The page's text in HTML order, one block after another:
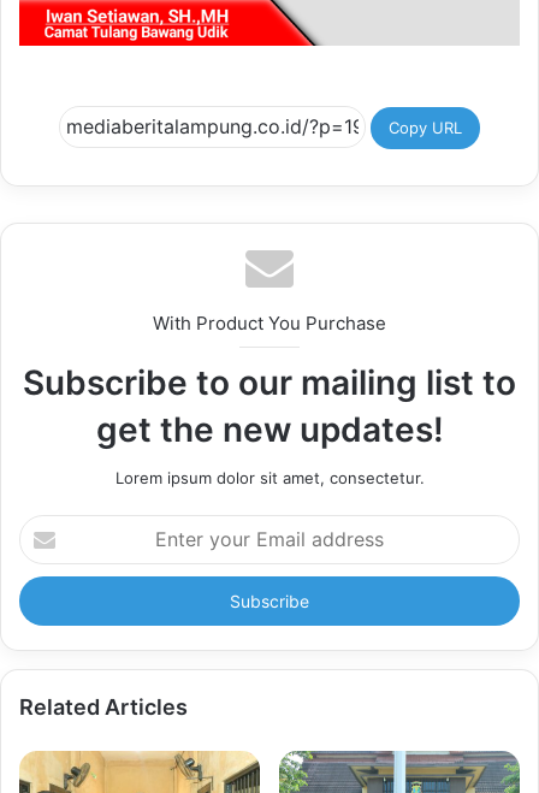
Copy URL
With Product You Purchase
Subscribe to our mailing list to
get the new updates!
Lorem ipsum dolor sit amet, consectetur.
Enter
your
Email
address
Related Articles